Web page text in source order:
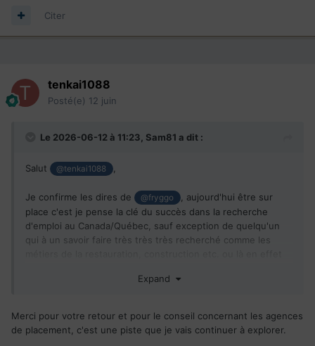
Citer
tenkai1088
Posté(e) 12 juin
Le 2026-06-12 à 11:23, Sam81 a dit :
Salut @tenkai1088 ,
Je confirme les dires de @fryggo
, aujourd'hui être sur
place c'est je pense la clé du succès dans la recherche
d'emploi au Canada/Québec, sauf exception de quelqu'un
qui à un savoir faire très très très recherché comme les
comme le dit
@fryggo
ne pas oublier les sociétés de
placement de personnel (intérim) c'est ainsi que j'ai trouvé
mon 1er emploi au Canada en 2007, et avec cela tu valides ta
Expand
Merci pour votre retour et pour le conseil concernant les agences
de placement, c'est une piste que je vais continuer à explorer.